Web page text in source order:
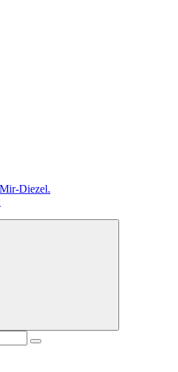
Обзор новинок популярных